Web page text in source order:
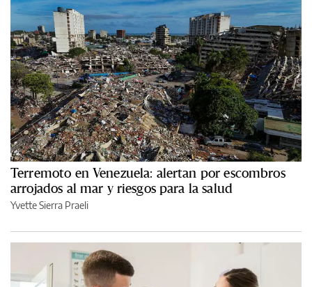
Terremoto en Venezuela: alertan por escombros
arrojados al mar y riesgos para la salud
Yvette Sierra Praeli